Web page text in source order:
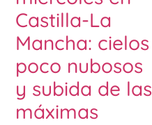
Castilla-La
Mancha: cielos
poco nubosos
y subida de las
máximas